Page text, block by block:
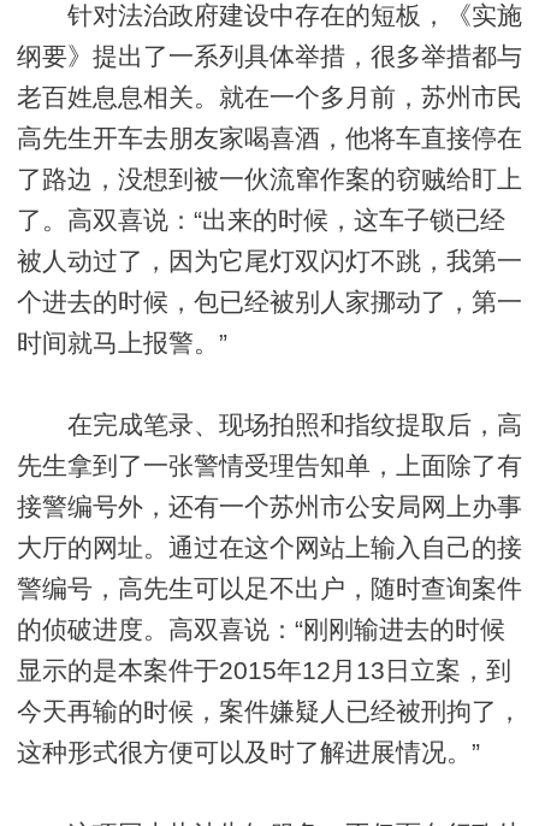
针对法治政府建设中存在的短板，《实施
纲要》提出了一系列具体举措，很多举措都与
老百姓息息相关。就在一个多月前，苏州市民
高先生开车去朋友家喝喜酒，他将车直接停在
了路边，没想到被一伙流窜作案的窃贼给盯上
了。高双喜说：“出来的时候，这车子锁已经
被人动过了，因为它尾灯双闪灯不跳，我第一
个进去的时候，包已经被别人家挪动了，第一
时间就马上报警。”
在完成笔录、现场拍照和指纹提取后，高
先生拿到了一张警情受理告知单，上面除了有
接警编号外，还有一个苏州市公安局网上办事
大厅的网址。通过在这个网站上输入自己的接
警编号，高先生可以足不出户，随时查询案件
的侦破进度。高双喜说：“刚刚输进去的时候
显示的是本案件于2015年12月13日立案，到
今天再输的时候，案件嫌疑人已经被刑拘了，
这种形式很方便可以及时了解进展情况。”